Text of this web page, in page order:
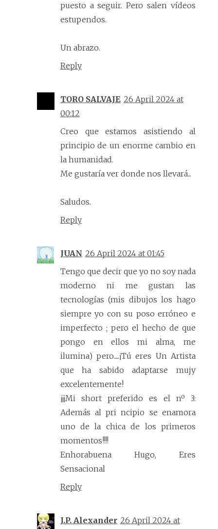
puesto a seguir. Pero salen vídeos
estupendos.
Un abrazo.
Reply
TORO SALVAJE 26 April 2024 at
00:12
Creo que estamos asistiendo al
principio de un enorme cambio en
la humanidad.
Me gustaría ver donde nos llevará...
Saludos.
Reply
JUAN 26 April 2024 at 01:45
Tengo que decir que yo no soy nada
moderno ni me gustan las
tecnologías (mis dibujos los hago
siempre yo con su poso erróneo e
imperfecto ; pero el hecho de que
pongo en ellos mi alma, me
ilumina) pero.....¡Tú eres Un Artista
que ha sabido adaptarse mujy
excelentemente!
¡¡¡Mi short preferido es el nº 3:
Además al pri ncipio se enamora
uno de la chica de los primeros
momentos!!!!
Enhorabuena Hugo, Eres
Sensacional
Reply
J.P. Alexander 26 April 2024 at